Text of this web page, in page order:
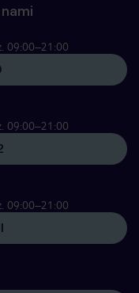
09:00–21:00
09:00–21:00
09:00–21:00